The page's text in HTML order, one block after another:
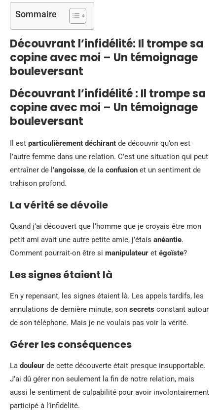
Sommaire
Découvrant l’infidélité: Il trompe sa
copine avec moi – Un témoignage
bouleversant
Découvrant l’infidélité : Il trompe sa
copine avec moi – Un témoignage
bouleversant
Il est particulièrement déchirant de découvrir qu’on est
l’autre femme dans une relation. C’est une situation qui peut
entraîner de l’angoisse, de la confusion et un sentiment de
trahison profond.
La vérité se dévoile
Quand j’ai découvert que l’homme que je croyais être mon
petit ami avait une autre petite amie, j’étais anéantie.
Comment pourrait-on être si manipulateur et égoïste?
Les signes étaient là
En y repensant, les signes étaient là. Les appels tardifs, les
annulations de dernière minute, son secrets constant autour
de son téléphone. Mais je ne voulais pas voir la vérité.
Gérer les conséquences
La douleur de cette découverte était presque insupportable.
J’ai dû gérer non seulement la fin de notre relation, mais
aussi le sentiment de culpabilité pour avoir involontairement
participé à l’infidélité.